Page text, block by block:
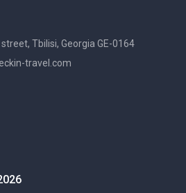
Tbilisi, Georgia GE-0164
travel.com